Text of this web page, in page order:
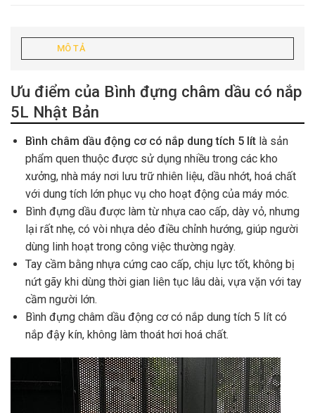
MÔ TẢ
Ưu điểm của Bình đựng châm dầu có nắp
5L Nhật Bản
Bình châm dầu động cơ có nắp dung tích 5 lítlà sản
phẩm quen thuộc được sử dụng nhiều trong các kho
xưởng, nhà máy nơi lưu trữ nhiên liệu, dầu nhớt, hoá chất
với dung tích lớn phục vụ cho hoạt động của máy móc.
Bình đựng dầu được làm từ nhựa cao cấp, dày vỏ, nhưng
lại rất nhẹ, có vòi nhựa dẻo điều chỉnh hướng, giúp người
dùng linh hoạt trong công việc thường ngày.
Tay cầm bằng nhựa cứng cao cấp, chịu lực tốt, không bị
nứt gãy khi dùng thời gian liên tục lâu dài, vựa vặn với tay
cầm người lớn.
Bình đựng châm dầu động cơ có nắp dung tích 5 lít có
nắp đậy kín, không làm thoát hơi hoá chất.